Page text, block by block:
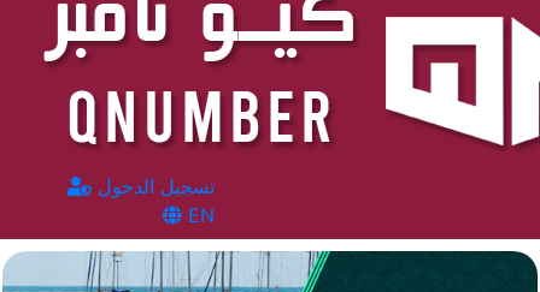
تسجيل الدخول
EN